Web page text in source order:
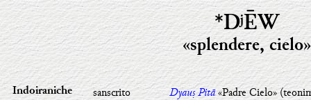
*DʲĒW
«splendere, cielo»
Indoiraniche sanscrito Dyauṣ Pitā«Padre Cielo»